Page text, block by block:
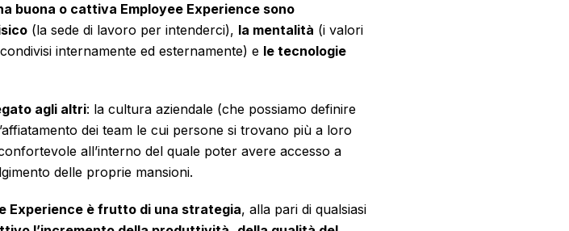
buona o cattiva Employee Experience sono
(la sede di lavoro per intenderci), la mentalità (i valori
internamente ed esternamente) e le tecnologie
agli altri: la cultura aziendale (che possiamo definire
dei team le cui persone si trovano più a loro
all’interno del quale poter avere accesso a
delle proprie mansioni.
Experience è frutto di una strategia, alla pari di qualsiasi